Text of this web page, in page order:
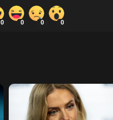
0 0 0 0